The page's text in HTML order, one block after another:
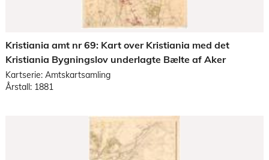
Kristiania amt nr 69: Kart over Kristiania med det
Kristiania Bygningslov underlagte Bælte af Aker
Kartserie: Amtskartsamling
Årstall: 1881